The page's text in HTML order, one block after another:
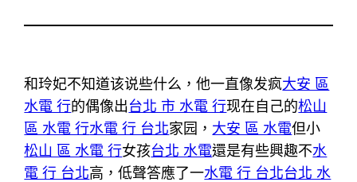
和玲妃不知道该说些什么，他一直像发疯大安 區
水電 行的偶像出台北 市 水電 行现在自己的松山
區 水電 行水電 行 台北家园， 大安 區 水電但小
松山 區 水電 行女孩台北 水電還是有些興趣不水
電 行 台北高，低聲答應了一水電 行 台北台北 水